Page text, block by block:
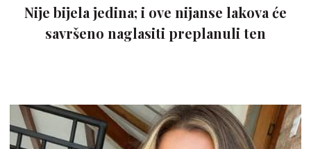
Nije bijela jedina; i ove nijanse lakova će
savršeno naglasiti preplanuli ten